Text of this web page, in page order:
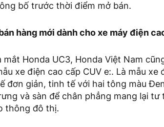
bố trước thời điểm mở bán.
hàng mới dành cho xe máy điện
mắt Honda UC3, Honda Việt Nam
xe điện cao cấp CUV e:. Là mẫu xe
đơn giản, tinh tế với hai tông màu
và sàn để chân phẳng mang lại tư
thông đô thị.